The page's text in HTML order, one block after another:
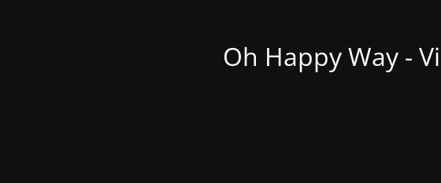
Oh Happy Way -